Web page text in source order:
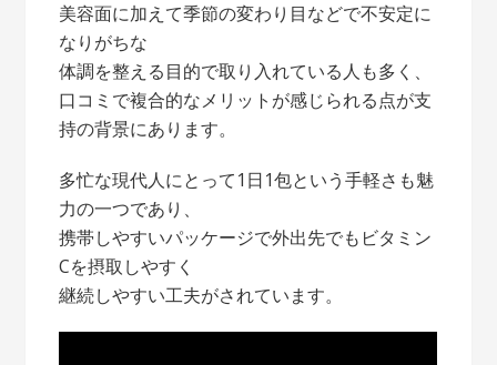
美容面に加えて季節の変わり目などで不安定に
なりがちな
体調を整える目的で取り入れている人も多く、
口コミで複合的なメリットが感じられる点が支
持の背景にあります。
多忙な現代人にとって1日1包という手軽さも魅
力の一つであり、
携帯しやすいパッケージで外出先でもビタミン
Cを摂取しやすく
継続しやすい工夫がされています。